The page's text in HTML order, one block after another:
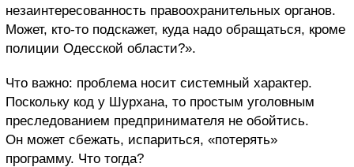
незаинтересованность правоохранительных органов.
Может, кто-то подскажет, куда надо обращаться, кроме
полиции Одесской области?».
Что важно: проблема носит системный характер.
Поскольку код у Шурхана, то простым уголовным
преследованием предпринимателя не обойтись.
Он может сбежать, испариться, «потерять»
программу. Что тогда?